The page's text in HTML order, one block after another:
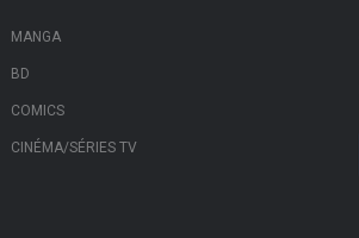
MANGA
BD
COMICS
CINÉMA/SÉRIES TV